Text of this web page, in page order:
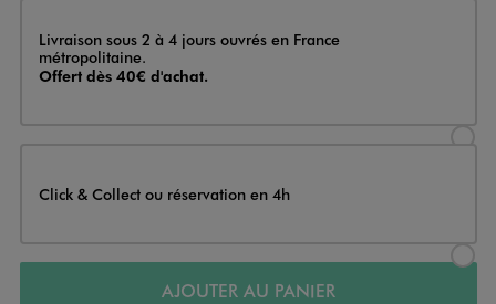
Livraison
Livraison sous 2 à 4 jours ouvrés en France
métropolitaine.
Offert dès 40€ d'achat.
Click & Collect ou réservation en 4h
AJOUTER AU PANIER